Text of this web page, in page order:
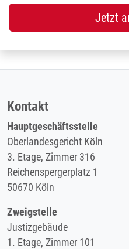
Jetzt
Kontakt
Hauptgeschäftsstelle
Oberlandesgericht Köln
3. Etage, Zimmer 316
Reichenspergerplatz 1
50670 Köln
Zweigstelle
Justizgebäude
1. Etage, Zimmer 101